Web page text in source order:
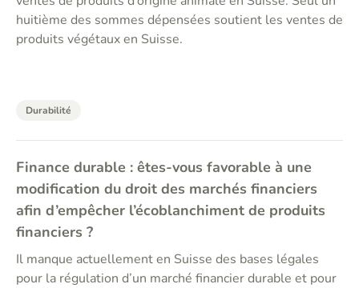
huitième des sommes dépensées soutient les ventes de
produits végétaux en Suisse.
Durabilité
Finance durable : êtes-vous favorable à une
modification du droit des marchés financiers
afin d’empêcher l’écoblanchiment de produits
financiers ?
Il manque actuellement en Suisse des bases légales
pour la régulation d’un marché financier durable et pour